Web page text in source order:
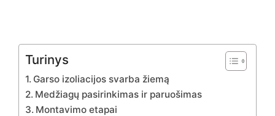
Turinys
Garso izoliacijos svarba žiemą
Medžiagų pasirinkimas ir paruošimas
Montavimo etapai